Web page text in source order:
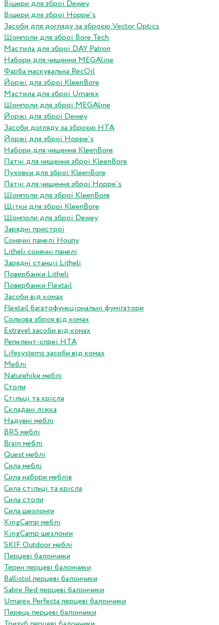
Вішери для зброї Dewey
Вішери для зброї Hoppe`s
Засоби для догляду за зброєю Vector Optics
Шомполи для зброї Bore Tech
Мастила для зброї DAY Patron
Набори для чищення MEGAline
Фарба маскувальна RecOil
Йоржі для зброї KleenBore
Мастила для зброї Umarex
Шомполи для зброї MEGAline
Йоржі для зброї Dewey
Засоби догляду за зброєю HTA
Йоржі для зброї Hoppe`s
Набори для чищення KleenBore
Патчі для чищення зброї KleenBore
Пуховки для зброї KleenBore
Патчі для чищення зброї Hoppe`s
Шомполи для зброї KleenBore
Щітки для зброї KleenBore
Шомполи для зброї Dewey
Зарядні пристрої
Сонячні панелі Houny
Litheli сонячні панелі
Зарядні станції Litheli
Повербанки Litheli
Повербанки Flextail
Засоби від комах
Flextail багатофункціональні фумігатори
Сольова зброя від комах
Extravel засоби від комах
Репелент-спреї HTA
Lifesystems засоби від комах
Меблі
Naturehike меблі
Столи
Стільці та крісла
Складані ліжка
Надувні меблі
BRS меблі
Brain меблі
Quest меблі
Сила меблі
Сила набори меблів
Сила стільці та крісла
Сила столи
Сила шезлонги
KingCamp меблі
KingCamp шезлонги
SKIF Outdoor меблі
Перцеві балончики
Терен перцеві балончики
Ballistol перцеві балончики
Sabre Red перцеві балончики
Umarex Perfecta перцеві балончики
Перець перцеві балончики